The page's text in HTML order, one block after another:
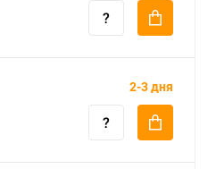
2-3 дня